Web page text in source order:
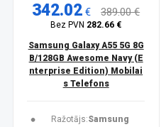
342.02 € 389.00 €
Bez PVN 282.66 €
Samsung Galaxy A55 5G 8G
B/128GB Awesome Navy (E
nterprise Edition) Mobilai
s Telefons
Ražotājs:Samsung